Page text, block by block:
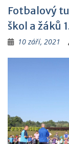
Fotbalový
škol a žáků
10 září, 2021